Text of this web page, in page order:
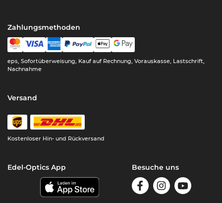
Zahlungsmethoden
eps, Sofortüberweisung, Kauf auf Rechnung, Vorauskasse, Lastschrift,
Nachnahme
Versand
Kostenloser Hin- und Rückversand
Edel-Optics App Besuche uns